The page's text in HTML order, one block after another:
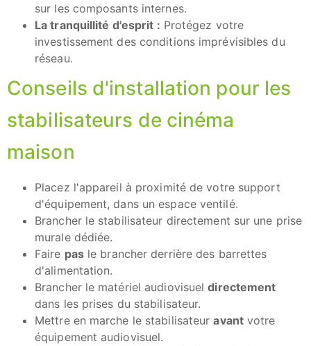
sur les composants internes.
La tranquillité d'esprit : Protégez votre
investissement des conditions imprévisibles du
réseau.
Conseils d'installation pour les
stabilisateurs de cinéma
maison
Placez l'appareil à proximité de votre support
d'équipement, dans un espace ventilé.
Brancher le stabilisateur directement sur une prise
murale dédiée.
Faire pasle brancher derrière des barrettes
d'alimentation.
Brancher le matériel audiovisueldirectement
dans les prises du stabilisateur.
Mettre en marche le stabilisateuravantvotre
équipement audiovisuel.